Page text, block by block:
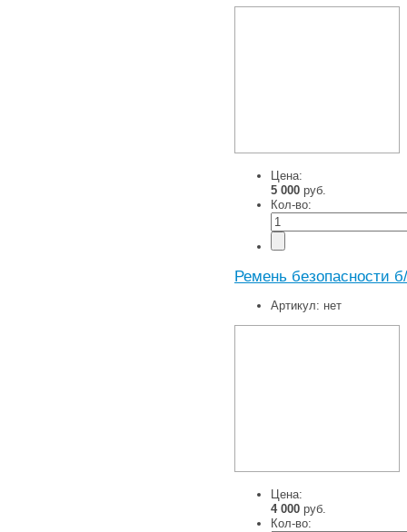
Цена:
5 000 руб.
Кол-во:
Ремень безопасности
Артикул: нет
Цена:
4 000 руб.
Кол-во: